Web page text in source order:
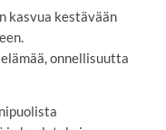
kasvua kestävään
onnellisuutta